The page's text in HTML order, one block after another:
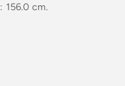
156.0 cm.